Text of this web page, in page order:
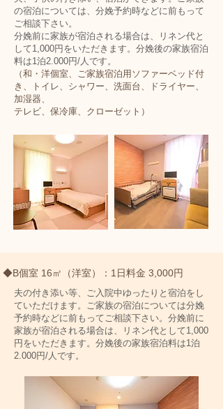
の宿泊については、分娩予約時などに前もって
ご相談下さい。
分娩前に家族が宿泊される場合は、リネン代と
して1,000円を​いただきます。分娩後の家族宿泊
料は1泊2.000円/人です。
（和・洋個室、ご家族宿泊用ソファーベッド付
き、トイレ、シャワー、洗面台、ドライヤー、
加湿器、
テレビ、保冷庫、クローゼット）
◆B個室 16㎡（洋室）：1日料金 3,000円
夫の付き添い等、ご入院中ゆったりと宿泊をし
ていただけます。ご家族の宿泊については分娩
予約時などに前もってご相談下さい。 分娩前に
家族が宿泊される場合は、リネン代として1,000
円を​いただきます。 分娩後の家族宿泊料は1泊
2.000円/人です。